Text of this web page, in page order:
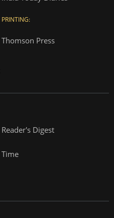
PRINTING:
Thomson Press
Reader's Digest
Time